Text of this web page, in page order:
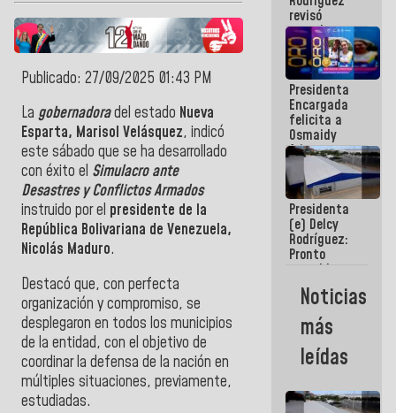
Publicado: 27/09/2025 01:43 PM
La gobernadoradel estado Nueva
Esparta, Marisol Velásquez, indicó
este sábado que se ha desarrollado
con éxito el Simulacro ante
Desastres y Conflictos Armados
instruido por el presidente de la
República Bolivariana de Venezuela,
Nicolás Maduro.
Destacó que, con perfecta
organización y compromiso, se
desplegaron en todos los municipios
de la entidad, con el objetivo de
coordinar la defensa de la nación en
múltiples situaciones, previamente,
estudiadas.
revisó
agenda
económica y
ejecución de
fondos de
emergencia
post-sismos
Presidenta
Encargada
felicita a
Osmaidy
Arias y
Giraly
Marcano por
hacer
historia en
los
Centroamericanos
Presidenta
(e) Delcy
Rodríguez:
Pronto
restableceremos
las
operaciones
Aeropuerto
Internacional
de
Noticias
más
leídas